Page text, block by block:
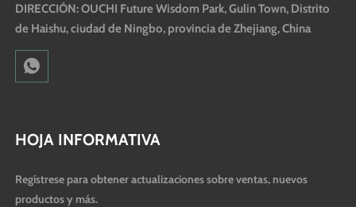
DIRECCIÓN: OUCHI Future Wisdom Park, Gulin Town, Distrito
de Haishu, ciudad de Ningbo, provincia de Zhejiang, China
HOJA INFORMATIVA
Regístrese para obtener actualizaciones sobre ventas, nuevos
productos y más.